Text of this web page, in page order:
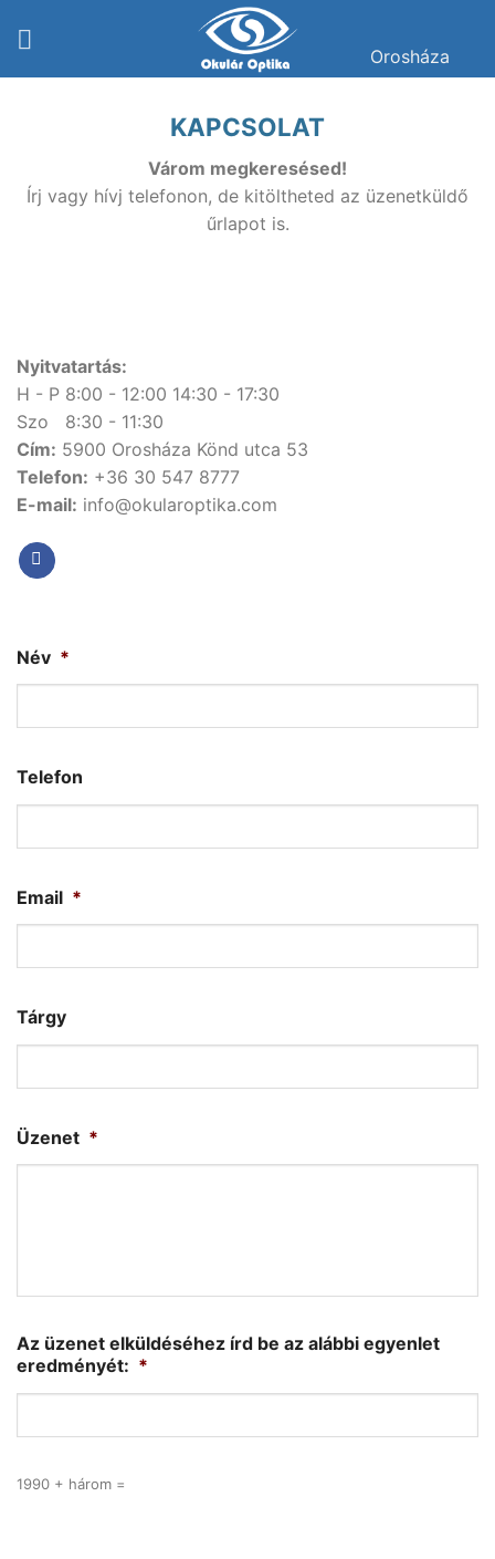
Orosháza
KAPCSOLAT
Várom megkeresésed!
Írj vagy hívj telefonon, de kitöltheted az üzenetküldő
űrlapot is.
Nyitvatartás:
H - P 8:00 - 12:00 14:30 - 17:30
Szo 8:30 - 11:30
Cím: 5900 Orosháza Könd utca 53
Telefon: +36 30 547 8777
E-mail: info@okularoptika.com
Név *
Telefon
Email *
Tárgy
Üzenet *
Az üzenet elküldéséhez írd be az alábbi egyenlet
eredményét: *
1990 + három =